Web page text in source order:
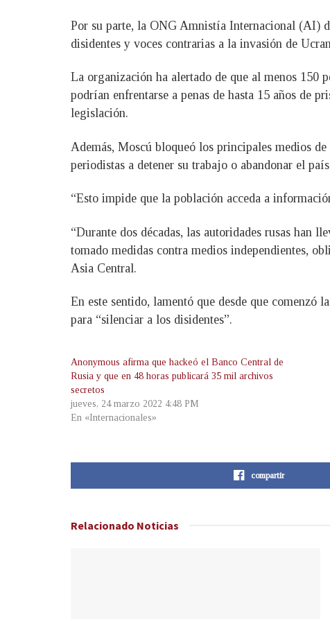
Por su parte, la ONG Amnistía Internacional (AI)
disidentes y voces contrarias a la invasión de
La organización ha alertado de que al menos 150
podrían enfrentarse a penas de hasta 15 años de
legislación.
Además, Moscú bloqueó los principales medios
periodistas a detener su trabajo o abandonar el
“Esto impide que la población acceda a
“Durante dos décadas, las autoridades rusas han
tomado medidas contra medios independientes,
Asia Central.
En este sentido, lamentó que desde que comenzó
para “silenciar a los disidentes”.
Anonymous afirma que hackeó el Banco Central de
Rusia y que en 48 horas publicará 35 mil archivos
secretos
jueves, 24 marzo 2022 4:48 PM
En «Internacionales»
compartir
Relacionado Noticias